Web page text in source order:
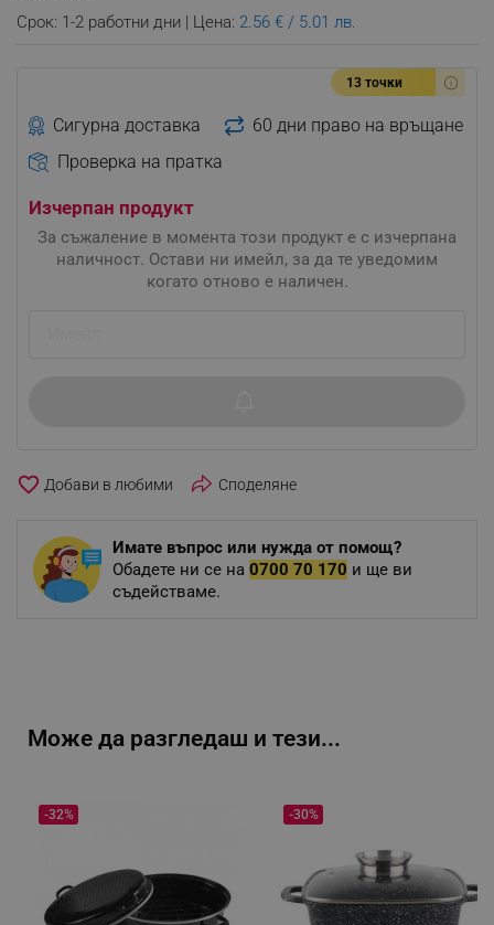
Срок: 1-2 работни дни | Цена: 2.56 € / 5.01 лв.
13 точки
Сигурна доставка
60 дни право на връщане
Проверка на пратка
Изчерпан продукт
За съжаление в момента този продукт е с изчерпана
наличност. Остави ни имейл, за да те уведомим
когато отново е наличен.
favorite_border Споделяне
Имате въпрос или нужда от помощ?
Обадете ни се на 0700 70 170 и ще ви
съдействаме.
Може да разгледаш и тези...
-32% -30%